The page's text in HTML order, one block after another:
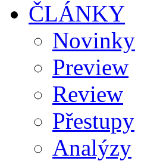
ČLÁNKY
Novinky
Preview
Review
Přestupy
Analýzy